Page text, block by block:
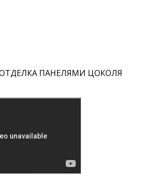
ОТДЕЛКА ПАНЕЛЯМИ ЦОКОЛЯ